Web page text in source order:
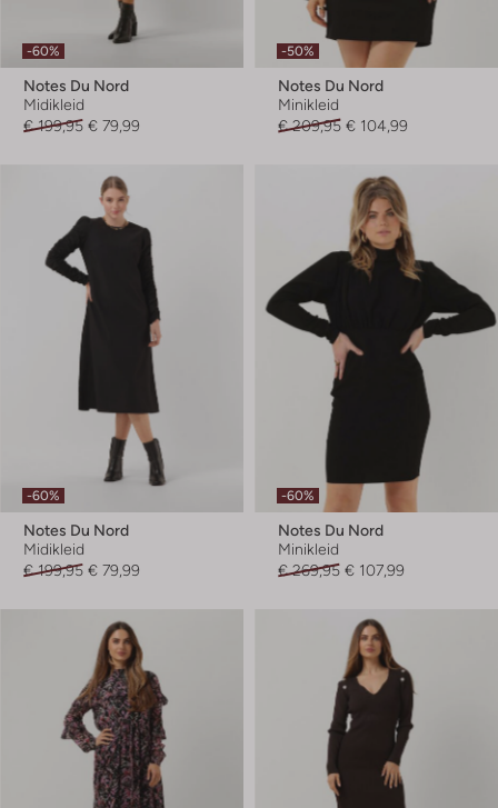
-60%
Notes Du Nord
Midikleid
€ 199,95 € 79,99
-50%
Notes Du Nord
Minikleid
€ 209,95 € 104,99
-60%
Notes Du Nord
Midikleid
€ 199,95 € 79,99
-60%
Notes Du Nord
Minikleid
€ 269,95 € 107,99